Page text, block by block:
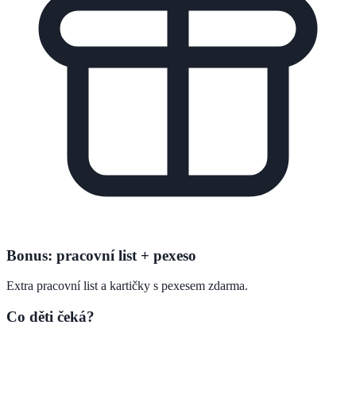
Bonus: pracovní list + pexeso
Extra pracovní list a kartičky s pexesem zdarma.
Co děti čeká?